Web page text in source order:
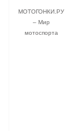
МОТОГОНКИ.РУ
– Мир
мотоспорта